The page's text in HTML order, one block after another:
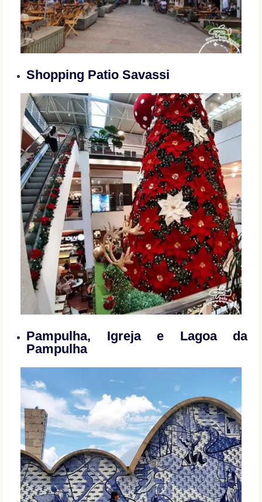
Shopping Patio Savassi
Pampulha, Igreja e Lagoa da
Pampulha